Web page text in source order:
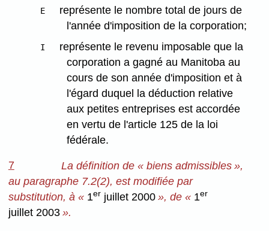
E représente le nombre total de jours de
l'année d'imposition de la corporation;
I représente le revenu imposable que la
corporation a gagné au Manitoba au
cours de son année d'imposition et à
l'égard duquel la déduction relative
aux petites entreprises est accordée
en vertu de l'article 125 de la loi
fédérale.
7
La définition de « biens admissibles »,
au paragraphe 7.2(2), est modifiée par
substitution, à « 1er juillet 2000», de « 1er
juillet 2003».